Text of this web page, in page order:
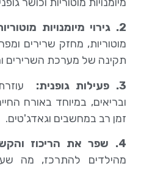
2. גירוי מיומנויות מוטוריות:
מוטוריות, מחזק שרירים
תקינה של מערכת השרירים
3. פעילות גופנית:
ובריאים, במיוחד באורח
זמן רב במחשבים וגאדג'טים.
4. שפר את הריכוז והקשב:
מהילדים להתרכז, מה